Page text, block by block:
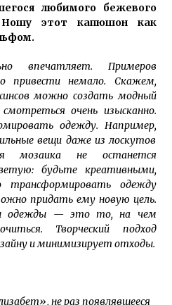
любимого бежевого
Ношу этот капюшон как
впечатляет. Примеров
привести немало. Скажем,
можно создать модный
очень изысканно.
одежду. Например,
вещи даже из лоскутов
мозаика не останется
будьте креативными,
одежду
придать ему новую цель.
одежды — это то, на чем
Творческий подход
и минимизирует отходы.
не раз появлявшееся